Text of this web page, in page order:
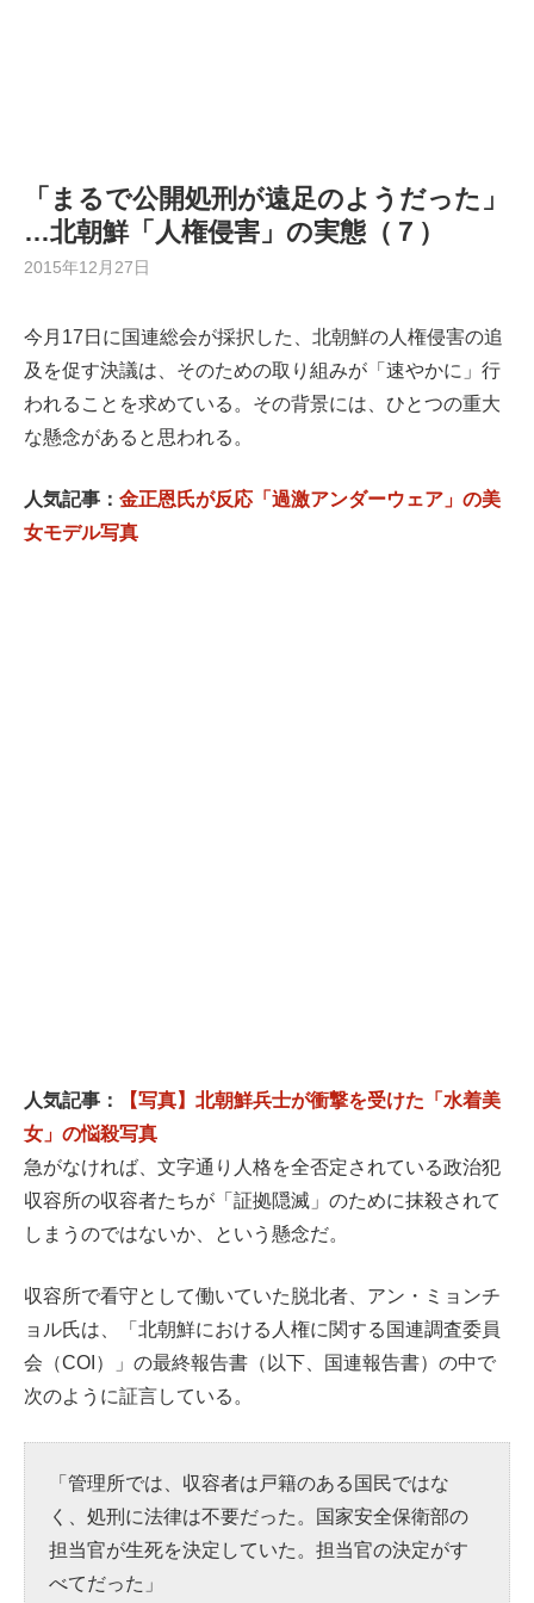
「まるで公開処刑が遠足のようだった」
…北朝鮮「人権侵害」の実態（７）
2015年12月27日
今月17日に国連総会が採択した、北朝鮮の人権侵害の追
及を促す決議は、そのための取り組みが「速やかに」行
われることを求めている。その背景には、ひとつの重大
な懸念があると思われる。
人気記事： 金正恩氏が反応「過激アンダーウェア」の美
女モデル写真
人気記事：
【写真】北朝鮮兵士が衝撃を受けた「水着美
女」の悩殺写真
急がなければ、文字通り人格を全否定されている政治犯
収容所の収容者たちが「証拠隠滅」のために抹殺されて
しまうのではないか、という懸念だ。
収容所で看守として働いていた脱北者、アン・ミョンチ
ョル氏は、「北朝鮮における人権に関する国連調査委員
会（COI）」の最終報告書（以下、国連報告書）の中で
次のように証言している。
「管理所では、収容者は戸籍のある国民ではな
く、処刑に法律は不要だった。国家安全保衛部の
担当官が生死を決定していた。担当官の決定がす
べてだった」